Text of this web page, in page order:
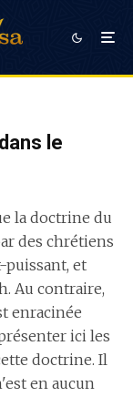
le
la doctrine du
des chrétiens
puissant, et
Au contraire,
enracinée
ici les
doctrine. Il
en aucun